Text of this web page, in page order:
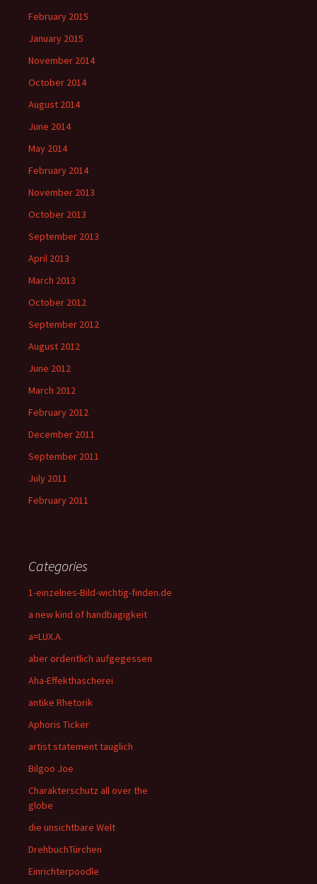
February 2015
January 2015
November 2014
October 2014
August 2014
June 2014
May 2014
February 2014
November 2013
October 2013
September 2013
April 2013
March 2013
October 2012
September 2012
August 2012
June 2012
March 2012
February 2012
December 2011
September 2011
July 2011
February 2011
Categories
1-einzelnes-Bild-wichtig-finden.de
a new kind of handbagigkeit
a=LUX.A.
aber ordentlich aufgegessen
Aha-Effekthascherei
antike Rhetorik
Aphoris Ticker
artist statement tauglich
Bilgoo Joe
Charakterschutz all over the
globe
die unsichtbare Welt
DrehbuchTürchen
Einrichterpoodle